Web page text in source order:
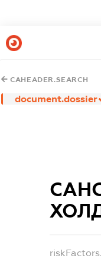
CAHEADER.SEARCH
document.dossier